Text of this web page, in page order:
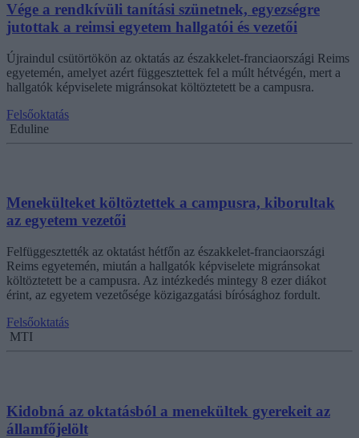
Vége a rendkívüli tanítási szünetnek, egyezségre
jutottak a reimsi egyetem hallgatói és vezetői
Újraindul csütörtökön az oktatás az északkelet-franciaországi Reims
egyetemén, amelyet azért függesztettek fel a múlt hétvégén, mert a
hallgatók képviselete migránsokat költöztetett be a campusra.
Felsőoktatás
Eduline
Menekülteket költöztettek a campusra, kiborultak
az egyetem vezetői
Felfüggesztették az oktatást hétfőn az északkelet-franciaországi
Reims egyetemén, miután a hallgatók képviselete migránsokat
költöztetett be a campusra. Az intézkedés mintegy 8 ezer diákot
érint, az egyetem vezetősége közigazgatási bírósághoz fordult.
Felsőoktatás
MTI
Kidobná az oktatásból a menekültek gyerekeit az
államfőjelölt